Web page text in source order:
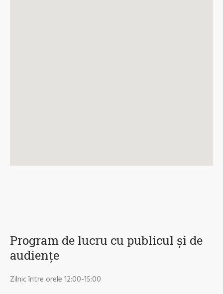
Program de lucru cu publicul și de
audiențe
Zilnic între orele 12:00-15:00